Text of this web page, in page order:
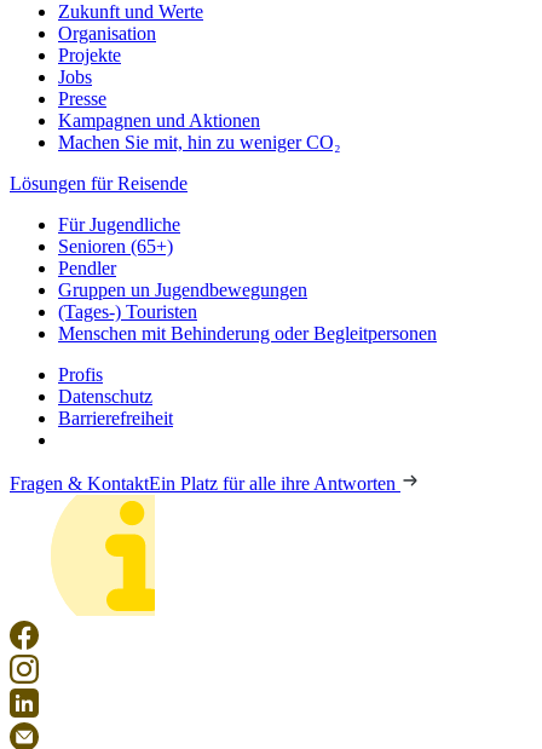
Zukunft und Werte
Organisation
Projekte
Jobs
Presse
Kampagnen und Aktionen
Machen Sie mit, hin zu weniger CO₂
Lösungen für Reisende
Für Jugendliche
Senioren (65+)
Pendler
Gruppen un Jugendbewegungen
(Tages-) Touristen
Menschen mit Behinderung oder Begleitpersonen
Profis
Datenschutz
Barrierefreiheit
Fragen & KontaktEin Platz für alle ihre Antworten